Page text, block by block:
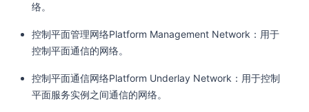
络。
控制平面管理网络Platform Management Network：用于
控制平面通信的网络。
控制平面通信网络Platform Underlay Network：用于控制
平面服务实例之间通信的网络。